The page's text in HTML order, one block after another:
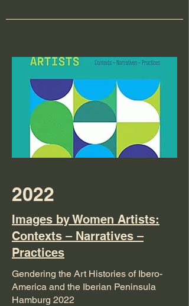
2022
Images by Women Artists:
Contexts – Narratives –
Practices
Gendering the Art Histories of Ibero-
America and the Iberian Peninsula
Hamburg 2022